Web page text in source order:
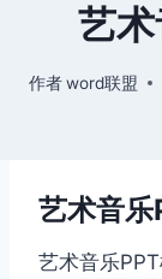
艺
作者word联盟
艺术音
艺术音乐